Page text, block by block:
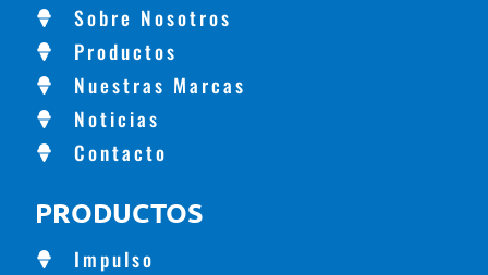
Sobre Nosotros
Productos
Nuestras Marcas
Noticias
Contacto
PRODUCTOS
Impulso